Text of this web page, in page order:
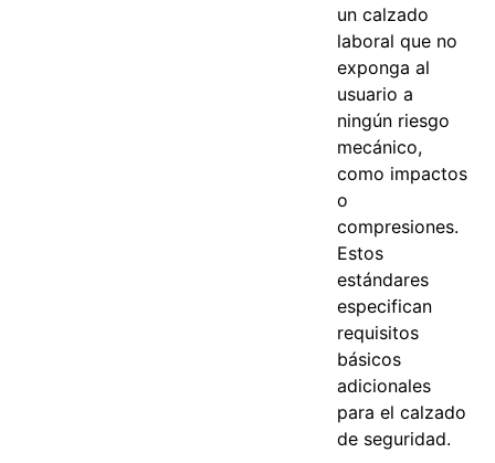
un calzado
laboral que no
exponga al
usuario a
ningún riesgo
mecánico,
como impactos
o
compresiones.
Estos
estándares
especifican
requisitos
básicos
adicionales
para el calzado
de seguridad.